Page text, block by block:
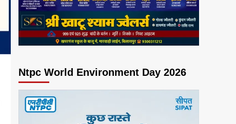
Ntpc World Environment Day 2026